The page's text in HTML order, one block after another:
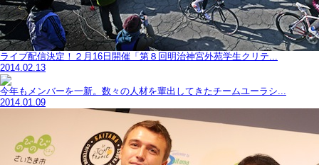
ライブ配信決定！２月16日開催「第８回明治神宮外苑学生クリテ...
2014.02.13
今年もメンバーを一新。数々の人材を輩出してきたチームユーラシ...
2014.01.09